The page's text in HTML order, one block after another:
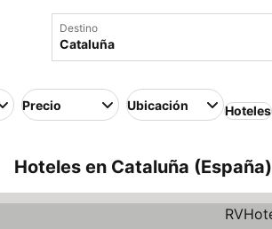
Destino
Precio Ubicación Hoteles
Hoteles en Cataluña (España)